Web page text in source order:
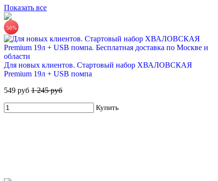
ХВАЛОВСКАЯ Deluxe питьевая вода 18,9л
Показать все
56%
Для новых клиентов. Стартовый набор ХВАЛОВСКАЯ
Premium 19л + USB помпа
549 руб 1 245 руб
Купить